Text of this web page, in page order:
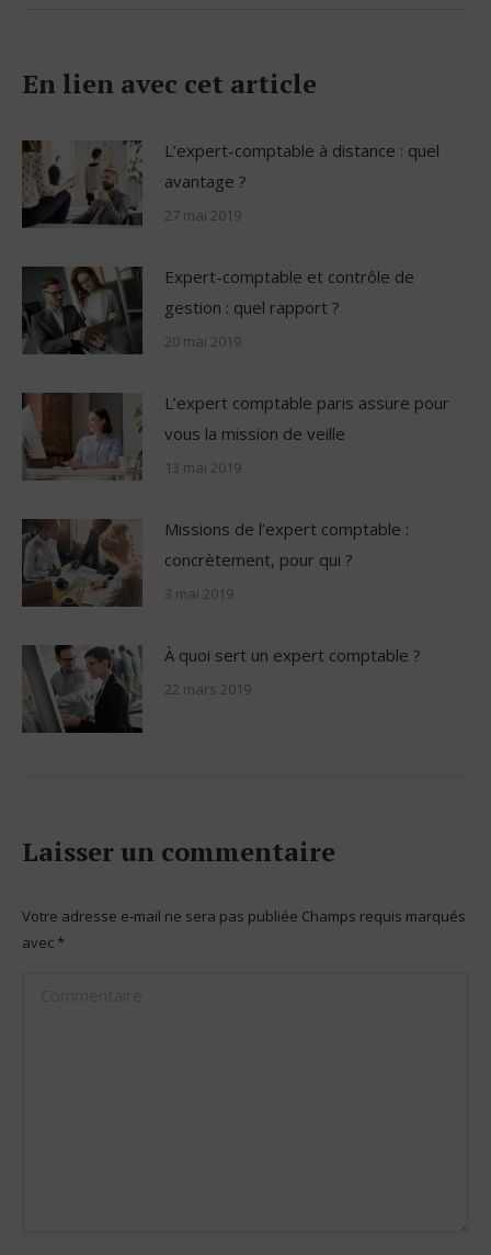
En lien avec cet article
L’expert-comptable à distance : quel
avantage ?
27 mai 2019
Expert-comptable et contrôle de
gestion : quel rapport ?
20 mai 2019
L’expert comptable paris assure pour
vous la mission de veille
13 mai 2019
Missions de l’expert comptable :
concrètement, pour qui ?
3 mai 2019
À quoi sert un expert comptable ?
22 mars 2019
Laisser un commentaire
Votre adresse e-mail ne sera pas publiée Champs requis marqués
avec *